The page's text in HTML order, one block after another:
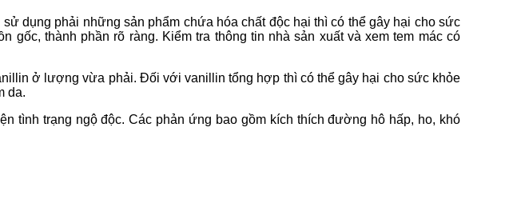
dụng phải những sản phẩm chứa hóa chất độc hại thì có thể gây hại cho sức
gốc, thành phần rõ ràng. Kiểm tra thông tin nhà sản xuất và xem tem mác có
ở lượng vừa phải. Đối với vanillin tổng hợp thì có thể gây hại cho sức khỏe
da.
tình trạng ngộ độc. Các phản ứng bao gồm kích thích đường hô hấp, ho, khó